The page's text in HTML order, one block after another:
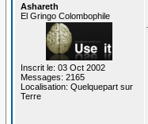
Ashareth
El Gringo Colombophile
Inscrit le: 03 Oct 2002
Messages: 2165
Localisation: Quelquepart sur
Terre